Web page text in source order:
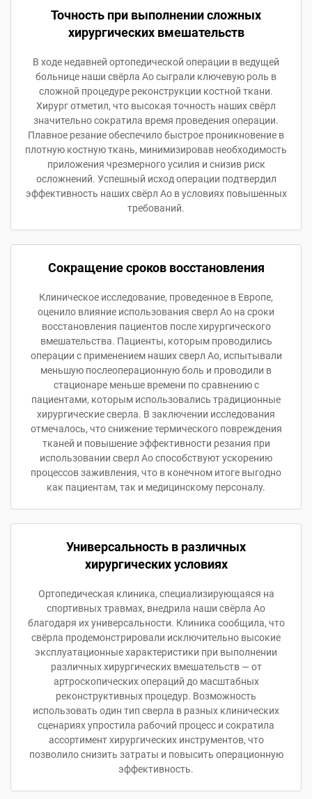
Точность при выполнении сложных
хирургических вмешательств
В ходе недавней ортопедической операции в ведущей
больнице наши свёрла Ao сыграли ключевую роль в
сложной процедуре реконструкции костной ткани.
Хирург отметил, что высокая точность наших свёрл
значительно сократила время проведения операции.
Плавное резание обеспечило быстрое проникновение в
плотную костную ткань, минимизировав необходимость
приложения чрезмерного усилия и снизив риск
осложнений. Успешный исход операции подтвердил
эффективность наших свёрл Ao в условиях повышенных
требований.
Сокращение сроков восстановления
Клиническое исследование, проведенное в Европе,
оценило влияние использования сверл Ao на сроки
восстановления пациентов после хирургического
вмешательства. Пациенты, которым проводились
операции с применением наших сверл Ao, испытывали
меньшую послеоперационную боль и проводили в
стационаре меньше времени по сравнению с
пациентами, которым использовались традиционные
хирургические сверла. В заключении исследования
отмечалось, что снижение термического повреждения
тканей и повышение эффективности резания при
использовании сверл Ao способствуют ускорению
процессов заживления, что в конечном итоге выгодно
как пациентам, так и медицинскому персоналу.
Универсальность в различных
хирургических условиях
Ортопедическая клиника, специализирующаяся на
спортивных травмах, внедрила наши свёрла Ao
благодаря их универсальности. Клиника сообщила, что
свёрла продемонстрировали исключительно высокие
эксплуатационные характеристики при выполнении
различных хирургических вмешательств — от
артроскопических операций до масштабных
реконструктивных процедур. Возможность
использовать один тип сверла в разных клинических
сценариях упростила рабочий процесс и сократила
ассортимент хирургических инструментов, что
позволило снизить затраты и повысить операционную
эффективность.